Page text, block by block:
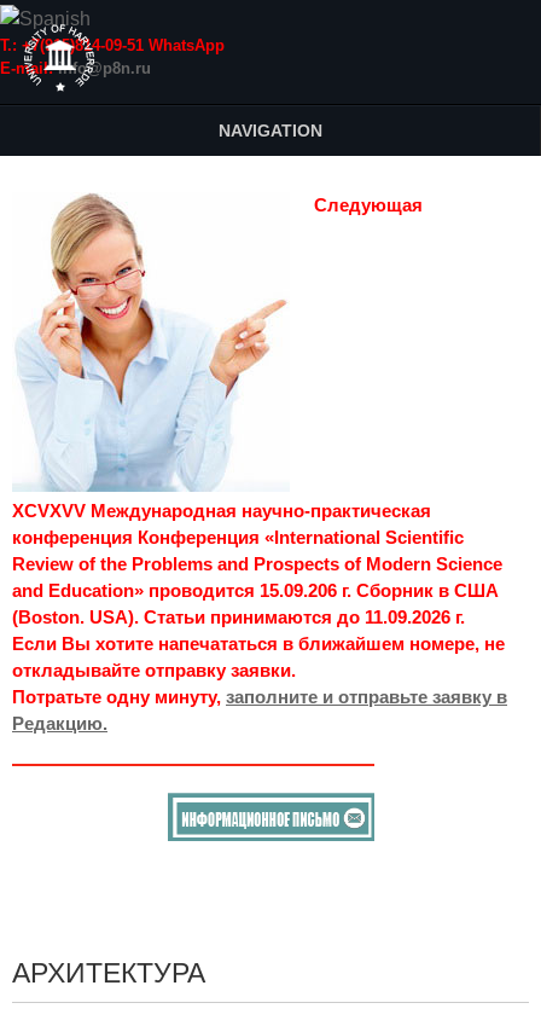
Т.: +7(915)814-09-51 WhatsApp
E-mail:info@p8n.ru
NAVIGATION
Следующая
XCVXVV Международная научно-практическая
конференция Конференция «International Scientific
Review of the Problems and Prospects of Modern Science
and Education» проводится 15.09.206 г. Сборник в США
(Boston. USA). Статьи принимаются до 11.09.2026 г.
Если Вы хотите напечататься в ближайшем номере, не
откладывайте отправку заявки.
Потратьте одну минуту, заполните и отправьте заявку в
Редакцию.
АРХИТЕКТУРА